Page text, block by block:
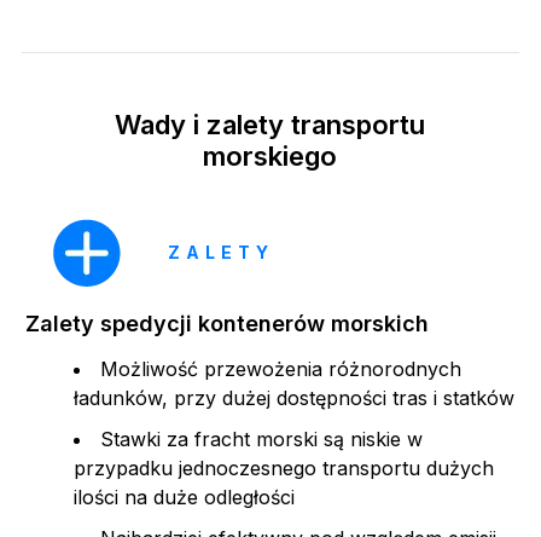
Wady i zalety transportu
morskiego
ZALETY
Zalety spedycji kontenerów morskich
Możliwość przewożenia różnorodnych
ładunków, przy dużej dostępności tras i statków
Stawki za fracht morski są niskie w
przypadku jednoczesnego transportu dużych
ilości na duże odległości